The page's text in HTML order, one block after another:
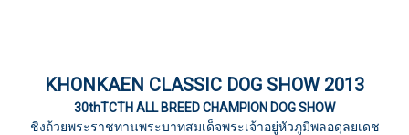
KHONKAEN CLASSIC DOG SHOW 2013
30thTCTH ALL BREED CHAMPION DOG SHOW
ชิงถ้วยพระราชทานพระบาทสมเด็จพระเจ้าอยู่หัวภูมิพลอดุลยเดช